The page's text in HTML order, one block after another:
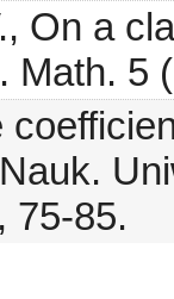
On a
Math. 5
75-85.